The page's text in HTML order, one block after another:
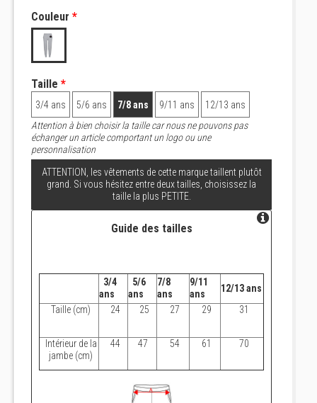
Couleur *
Taille *
3/4 ans 5/6 ans 7/8 ans 9/11 ans
12/13 ans
Attention à bien choisir la taille car nous ne pouvons pas
échanger un article comportant un logo ou une
personnalisation
ATTENTION, les vêtements de cette marque taillent plutôt
grand. Si vous hésitez entre deux tailles, choisissez la
taille la plus PETITE.
Guide des tailles
3/4
ans
5/6
ans
7/8
ans
9/11
ans
12/13 ans
Taille (cm)
24 25 27 29 31
Intérieur de la
jambe (cm)
44 47 54 61 70